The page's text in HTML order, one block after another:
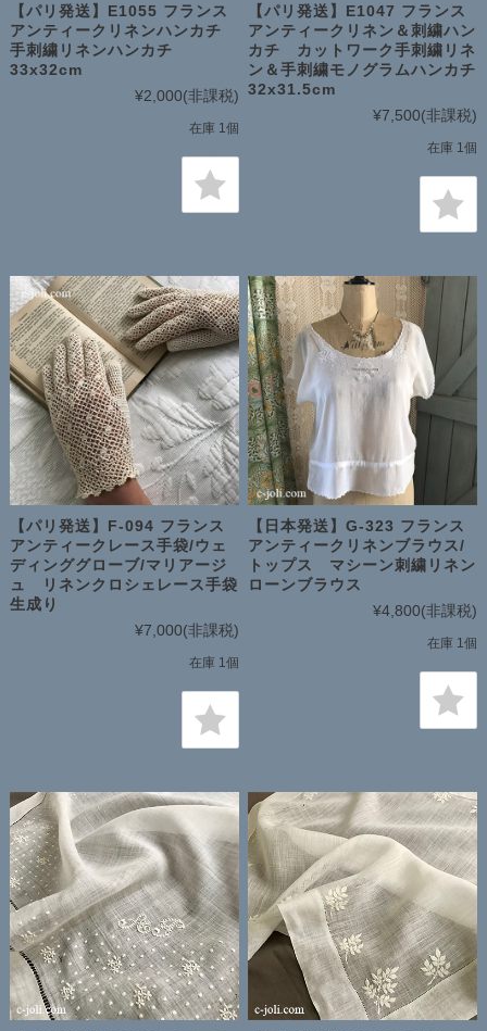
【パリ発送】E1055 フランス
アンティークリネンハンカチ
手刺繍リネンハンカチ
33x32cm
¥2,000(非課税)
在庫 1個
【パリ発送】E1047 フランス
アンティークリネン＆刺繍ハン
カチ カットワーク手刺繍リネ
ン＆手刺繍モノグラムハンカチ
32x31.5cm
¥7,500(非課税)
在庫 1個
【パリ発送】F-094 フランス
アンティークレース手袋/ウェ
ディンググローブ/マリアージ
ュ リネンクロシェレース手袋
生成り
¥7,000(非課税)
在庫 1個
【日本発送】G-323 フランス
アンティークリネンブラウス/
トップス マシーン刺繍リネン
ローンブラウス
¥4,800(非課税)
在庫 1個